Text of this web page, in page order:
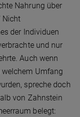
Nahrung über
Nicht
der Individuen
und nur
Auch wenn
Umfang
spreche doch
von Zahnstein
belegt: